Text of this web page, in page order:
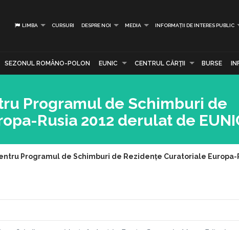
LIMBA CURSURI DESPRE NOI MEDIA INFORMAȚII DE INTERES PUBLIC
SEZONUL ROMÂNO-POLON EUNIC CENTRUL CĂRŢII BURSE
Programul de Schimburi de
Rusia 2012 derulat de
Programul de Schimburi de Rezidențe Curatoriale Europa-